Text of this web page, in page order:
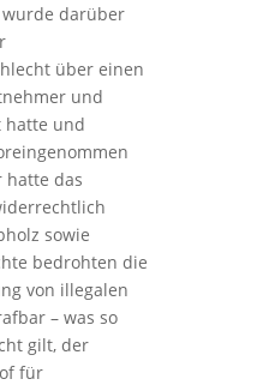
darüber
über einen
und
hatte und
hatte das
sowie
bedrohten die
von illegalen
– was so
gilt, der
für